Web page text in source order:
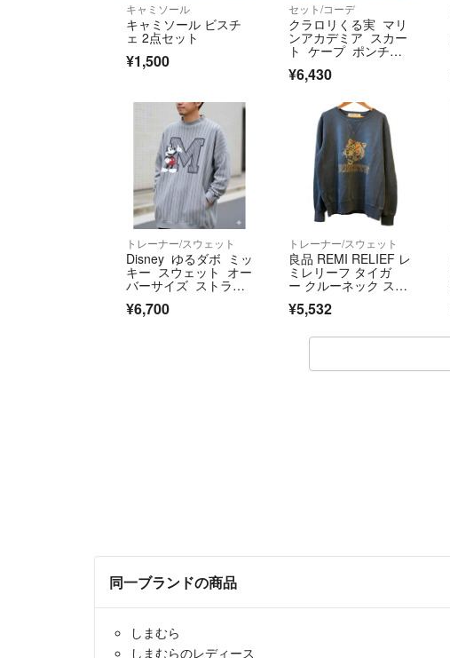
キャミソール
キャミソール ビスチ
ェ 2点セット
¥1,500
セット/コーデ
クラロリくる実 マリ
ンアカデミア スカー
ト ケープ ポンチ
¥6,430
トレーナー/スウェット
Disney ゆるダボ ミッ
キー スウェット オー
バーサイズ ストライ
¥6,700
トレーナー/スウェット
良品 REMI RELIEF レ
ミレリーフ タイガ
ー クルーネック スウ
ー M グレー レディー
¥5,532
同一ブランドの商品
しまむら
しまむらのレディース